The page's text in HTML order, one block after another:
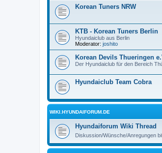
Korean Tuners NRW
KTB - Korean Tuners Berlin
Hyundaiclub aus Berlin
Moderator: joshito
Korean Devils Thueringen
Der Hyundaiclub für den Bereich
Hyundaiclub Team Cobra
WIKI.HYUNDAIFORUM.DE
Hyundaiforum Wiki Thread
Diskussion/Wünsche/Anregungen